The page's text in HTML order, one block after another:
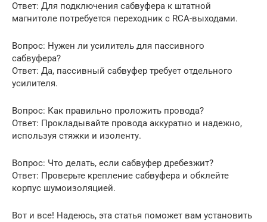
Ответ: Для подключения сабвуфера к штатной
магнитоле потребуется переходник с RCA-выходами.
Вопрос: Нужен ли усилитель для пассивного
сабвуфера?
Ответ: Да, пассивный сабвуфер требует отдельного
усилителя.
Вопрос: Как правильно проложить провода?
Ответ: Прокладывайте провода аккуратно и надежно,
используя стяжки и изоленту.
Вопрос: Что делать, если сабвуфер дребезжит?
Ответ: Проверьте крепление сабвуфера и обклейте
корпус шумоизоляцией.
Вот и все! Надеюсь, эта статья поможет вам установить